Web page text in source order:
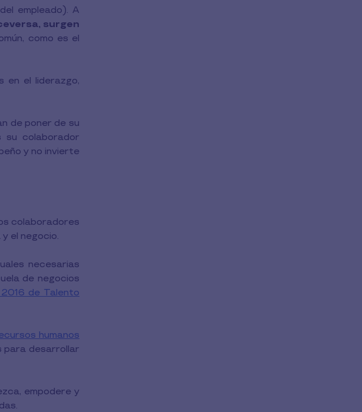
empleado). A
surgen
como es el
en el liderazgo,
de poner de su
su colaborador
y no invierte
colaboradores
el negocio.
necesarias
de negocios
de Talento
humanos
para desarrollar
empodere y